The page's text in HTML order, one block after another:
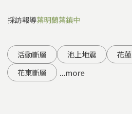
採訪報導葉明蘭葉鎮中
活動斷層 池上地震 花蓮
花東斷層
...more